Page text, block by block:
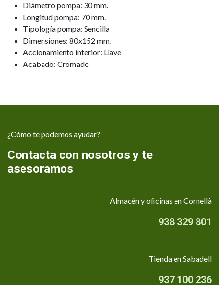
Diámetro pompa: 30 mm.
Longitud pompa: 70 mm.
Tipología pompa: Sencilla
Dimensiones: 80x152 mm.
Accionamiento interior: Llave
Acabado: Cromado
¿Cómo te podemos ayudar?
Contacta con nosotros y te
asesoramos
Almacén y oficinas en Cornellà
938 329 801
Tienda en Sabadell
937 100 236